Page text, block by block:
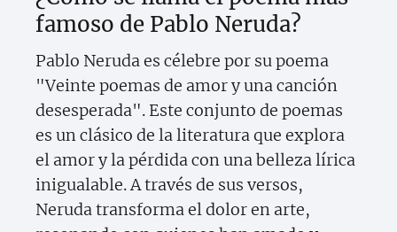
famoso de Pablo Neruda?
Pablo Neruda es célebre por su poema
"Veinte poemas de amor y una canción
desesperada". Este conjunto de poemas
es un clásico de la literatura que explora
el amor y la pérdida con una belleza lírica
inigualable. A través de sus versos,
Neruda transforma el dolor en arte,